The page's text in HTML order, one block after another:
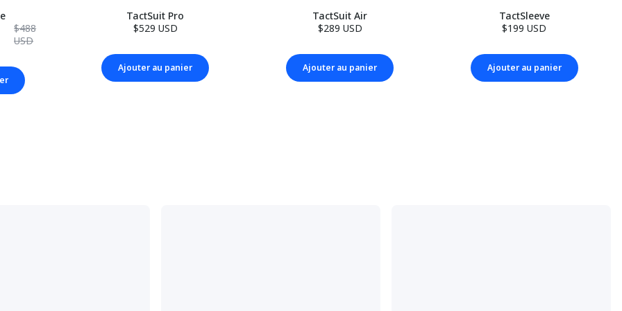
$488
USD
TactSuit Pro
$529 USD
Ajouter au panier
TactSuit Air
$289 USD
Ajouter au panier
TactSleeve
$199 USD
Ajouter au panier